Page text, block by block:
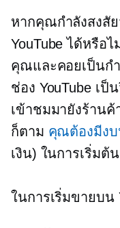
หากคุณกำลังสงสั
YouTube ได้หรือ
คุณและคอยเป็นก
ช่อง YouTube เป็
เข้าชมมายังร้าน
ก็ตาม คุณต้องมีง
เงิน) ในการเริ่มต้น
ในการเริ่มขายบน